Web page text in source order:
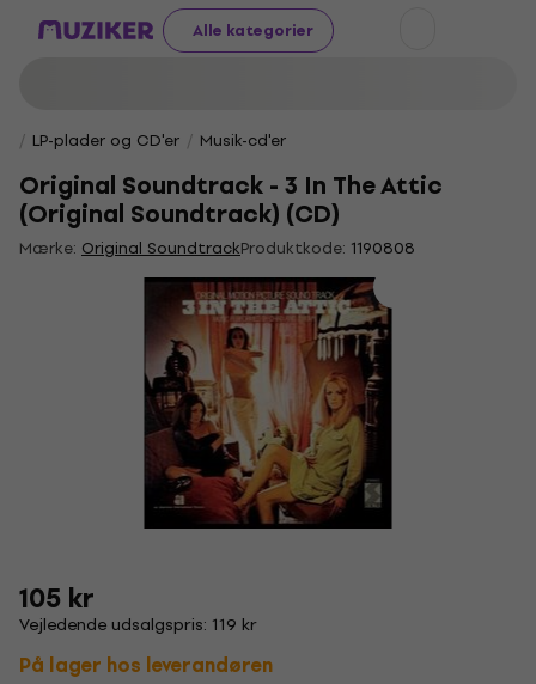
Alle kategorier
LP-plader og CD'er Musik-cd'er
Original Soundtrack - 3 In The Attic
(Original Soundtrack) (CD)
Mærke: Original SoundtrackProduktkode: 1190808
105 kr
Vejledende udsalgspris: 119 kr
På lager hos leverandøren